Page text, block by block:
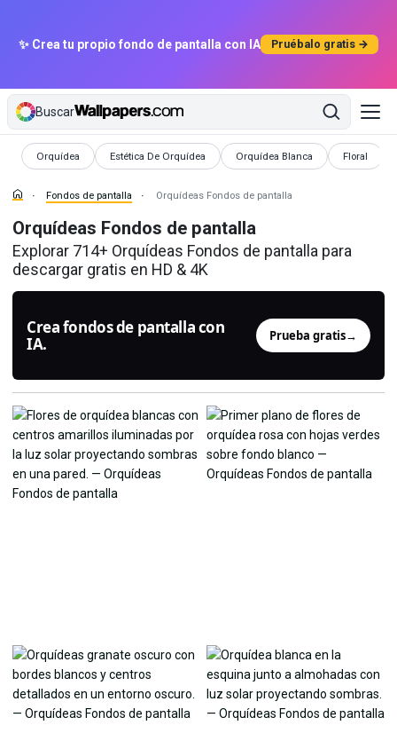
✨ Crea tu propio fondo de pantalla con IA Pruébalo gratis →
Buscar
Orquídea
Fondos de pantallaEstética De Orquídea
Fondos de pantalla Orquídea Blanca
Fondos de pantalla Floral
Fondos de
Fondos de pantalla Orquídeas Fondos de pantalla
Orquídeas Fondos de pantalla
Explorar 714+ Orquídeas Fondos de pantalla para
descargar gratis en HD & 4K
Crea fondos de pantalla con
IA.
Prueba gratis→